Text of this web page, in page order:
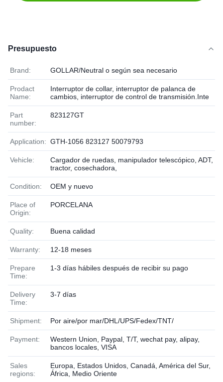
Presupuesto
Brand: GOLLAR/Neutral o según sea necesario
Prodact
Name:
Interruptor de collar, interruptor de palanca de
cambios, interruptor de control de transmisión.Inte
Part
number:
823127GT
Application: GTH-1056 823127 50079793
Vehicle:
Cargador de ruedas, manipulador telescópico, ADT,
tractor, cosechadora,
Condition: OEM y nuevo
Place of
Origin:
PORCELANA
Quality: Buena calidad
Warranty: 12-18 meses
Prepare
Time:
1-3 días hábiles después de recibir su pago
Delivery
Time:
3-7 días
Shipment: Por aire/por mar/DHL/UPS/Fedex/TNT/
Payment:
Western Union, Paypal, T/T, wechat pay, alipay,
bancos locales, VISA
Sales
regions:
Europa, Estados Unidos, Canadá, América del Sur,
África, Medio Oriente